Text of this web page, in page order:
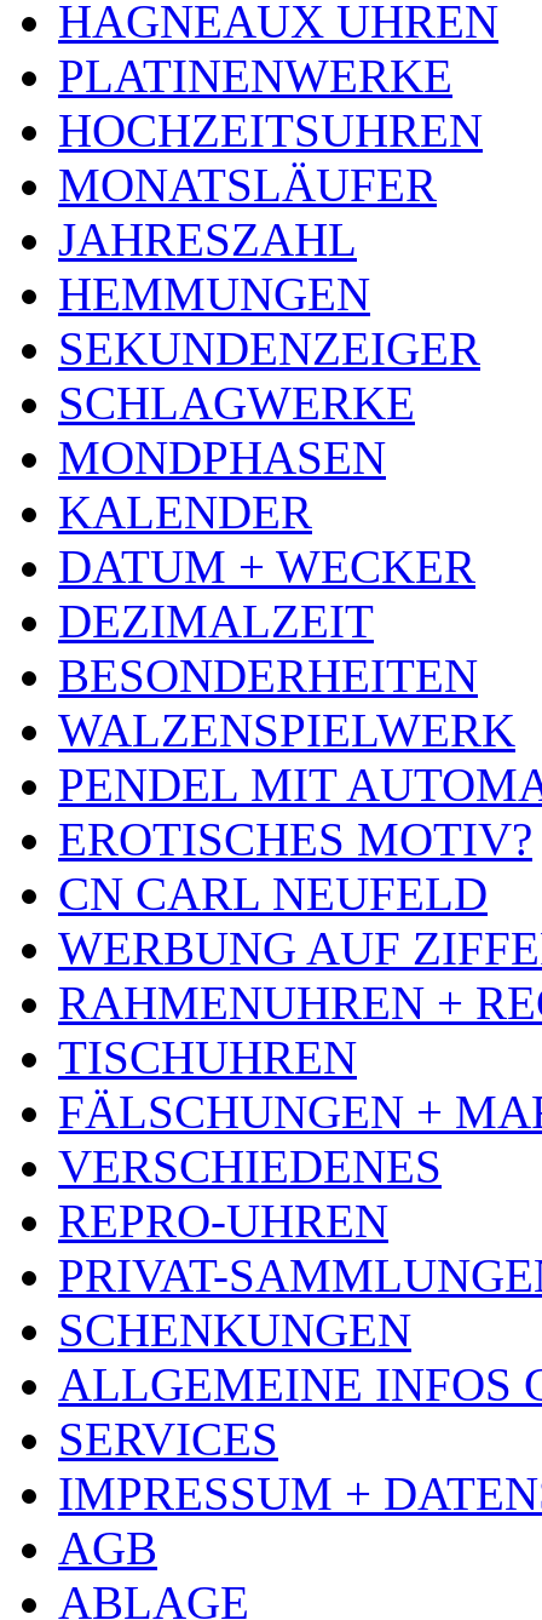
HAGNEAUX UHREN
PLATINENWERKE
HOCHZEITSUHREN
MONATSLÄUFER
JAHRESZAHL
HEMMUNGEN
SEKUNDENZEIGER
SCHLAGWERKE
MONDPHASEN
KALENDER
DATUM + WECKER
DEZIMALZEIT
BESONDERHEITEN
WALZENSPIELWERK
PENDEL MIT
EROTISCHES MOTIV?
CN CARL NEUFELD
WERBUNG AUF
RAHMENUHREN +
TISCHUHREN
FÄLSCHUNGEN +
VERSCHIEDENES
REPRO-UHREN
PRIVAT-
SCHENKUNGEN
ALLGEMEINE INFOS
SERVICES
IMPRESSUM +
AGB
ABLAGE